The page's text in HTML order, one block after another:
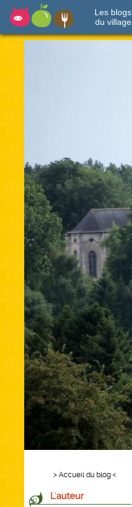
Les blogs
du village
> Accueil du blog <
L'auteur